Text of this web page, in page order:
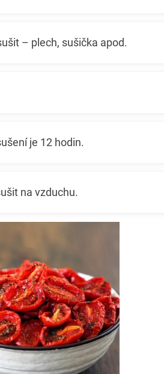
– plech, sušička apod.
je 12 hodin.
na vzduchu.